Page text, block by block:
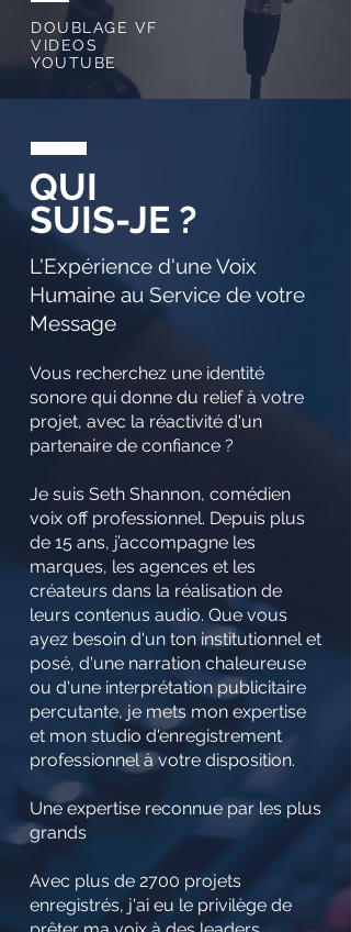
DOUBLAGE VF
VIDEOS
YOUTUBE
QUI
SUIS-JE ?
L'Expérience d'une Voix
Humaine au Service de votre
Message
Vous recherchez une identité
sonore qui donne du relief à votre
projet, avec la réactivité d'un
partenaire de confiance ?
Je suis Seth Shannon, comédien
voix off professionnel. Depuis plus
de 15 ans, j’accompagne les
marques, les agences et les
créateurs dans la réalisation de
leurs contenus audio. Que vous
ayez besoin d'un ton institutionnel et
posé, d'une narration chaleureuse
ou d'une interprétation publicitaire
percutante, je mets mon expertise
et mon studio d'enregistrement
professionnel à votre disposition.
Une expertise reconnue par les plus
grands
Avec plus de 2700 projets
enregistrés, j'ai eu le privilège de